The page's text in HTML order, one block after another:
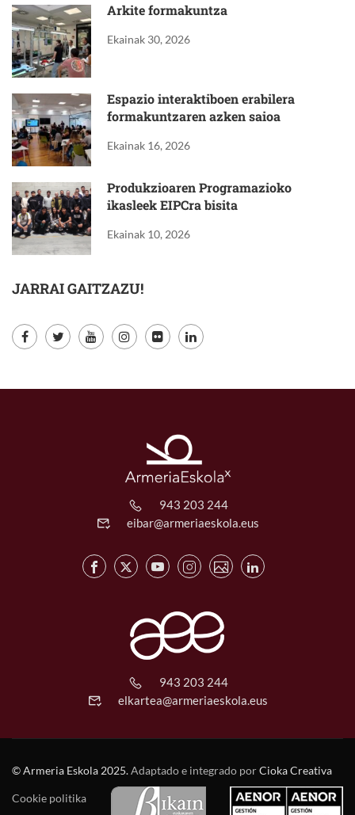
Arkite formakuntza
Ekainak 30, 2026
Espazio interaktiboen erabilera
formakuntzaren azken saioa
Ekainak 16, 2026
Produkzioaren Programazioko
ikasleek EIPCra bisita
Ekainak 10, 2026
JARRAI GAITZAZU!
943 203 244
eibar@armeriaeskola.eus
943 203 244
elkartea@armeriaeskola.eus
© Armeria Eskola 2025.Adaptado e integrado porCioka Creativa
Cookie politika